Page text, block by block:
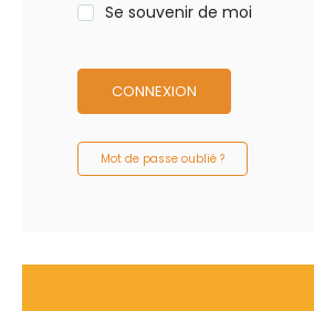
Se souvenir de moi
CONNEXION
Mot de passe oublié ?